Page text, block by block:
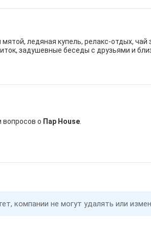
ледяная купель, релакс-отдых,
задушевные беседы с друзьями и
вопросов о Пар House.
компании не могут удалять или